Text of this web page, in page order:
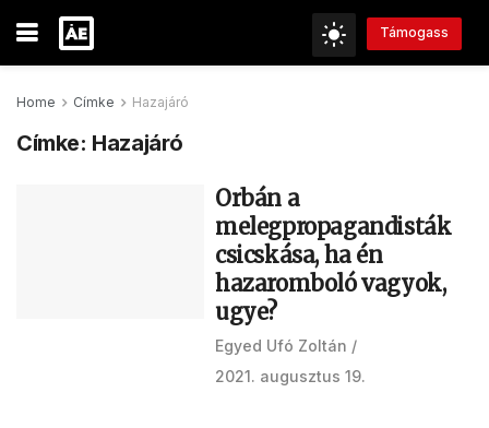
Támogass
Home Címke Hazajáró
Címke: Hazajáró
Orbán a
melegpropagandisták
csicskása, ha én
hazaromboló vagyok,
ugye?
Egyed Ufó Zoltán
2021. augusztus 19.